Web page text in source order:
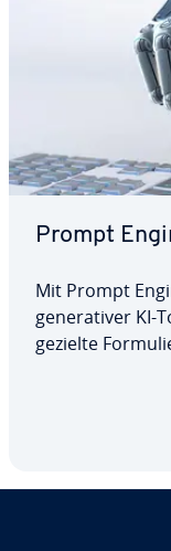
Prompt
Mit Prompt
ge­ne­ra­ti­ver KI-
gezielte